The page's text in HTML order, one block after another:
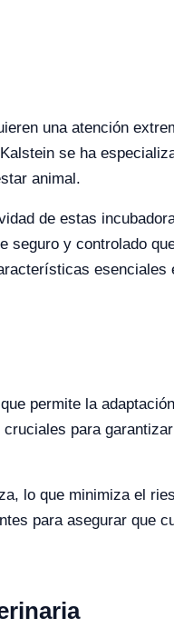
una atención
se ha
animal.
de estas
y controlado
esenciales
permite la
para
lo que minimiza el
para asegurar que